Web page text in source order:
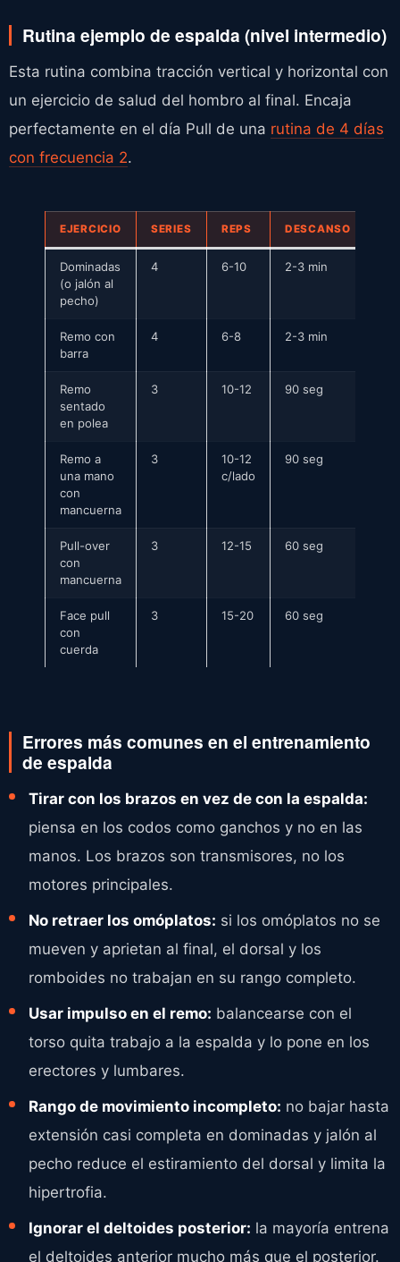
Rutina ejemplo de espalda (nivel intermedio)
Esta rutina combina tracción vertical y horizontal con
un ejercicio de salud del hombro al final. Encaja
perfectamente en el día Pull de una rutina de 4 días
con frecuencia 2.
EJERCICIO SERIES REPS DESCANSO
Dominadas
(o jalón al
pecho)
4 6-10 2-3 min
Remo con
barra
4 6-8 2-3 min
Remo
sentado
en polea
3 10-12 90 seg
Remo a
una mano
con
mancuerna
3
10-12
c/lado
90 seg
Pull-over
con
mancuerna
3 12-15 60 seg
Face pull
con
cuerda
3 15-20 60 seg
Errores más comunes en el entrenamiento
de espalda
Tirar con los brazos en vez de con la espalda:
piensa en los codos como ganchos y no en las
manos. Los brazos son transmisores, no los
motores principales.
No retraer los omóplatos: si los omóplatos no se
mueven y aprietan al final, el dorsal y los
romboides no trabajan en su rango completo.
Usar impulso en el remo: balancearse con el
torso quita trabajo a la espalda y lo pone en los
erectores y lumbares.
Rango de movimiento incompleto: no bajar hasta
extensión casi completa en dominadas y jalón al
pecho reduce el estiramiento del dorsal y limita la
hipertrofia.
Ignorar el deltoides posterior: la mayoría entrena
el deltoides anterior mucho más que el posterior.